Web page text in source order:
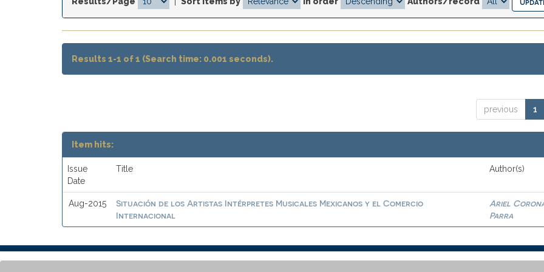
Results 1-1 of 1 (Search time: 0.001 seconds).
previous 1
Item hits:
Issue
Date
Title Author(s)
Aug-2015
Situación de los Artistas Intérpretes Musicales Mexicanos y el Comercio
Internacional
Ariel
Parra